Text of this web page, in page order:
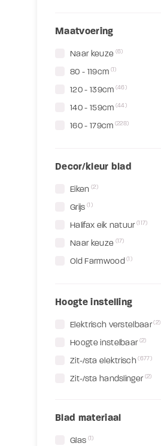
Maatvoering
Naar keuze (6)
80 - 119cm (1)
120 - 139cm (46)
140 - 159cm (44)
160 - 179cm (228)
Decor/kleur blad
Eiken (2)
Grijs (1)
Halifax eik natuur(117)
Naar keuze (17)
Old Farmwood(1)
Hoogte instelling
Elektrisch verstelbaar(2)
Hoogte instelbaar(2)
Zit-/sta elektrisch(677)
Zit-/sta handslinger(2)
Blad materiaal
Glas (1)